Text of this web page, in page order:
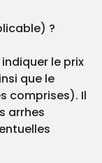
?
le prix
que le
comprises). Il
arrhes